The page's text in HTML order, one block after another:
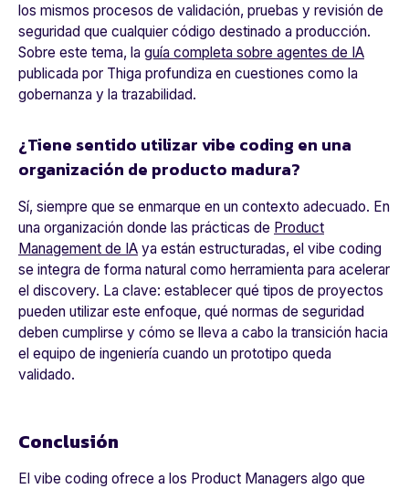
los mismos procesos de validación, pruebas y revisión de
seguridad que cualquier código destinado a producción.
Sobre este tema, la guía completa sobre agentes de IA
publicada por Thiga profundiza en cuestiones como la
gobernanza y la trazabilidad.
¿Tiene sentido utilizar vibe coding en una
organización de producto madura?
Sí, siempre que se enmarque en un contexto adecuado. En
una organización donde las prácticas de Product
Management de IA ya están estructuradas, el vibe coding
se integra de forma natural como herramienta para acelerar
el discovery. La clave: establecer qué tipos de proyectos
pueden utilizar este enfoque, qué normas de seguridad
deben cumplirse y cómo se lleva a cabo la transición hacia
el equipo de ingeniería cuando un prototipo queda
validado.
Conclusión
El vibe coding ofrece a los Product Managers algo que